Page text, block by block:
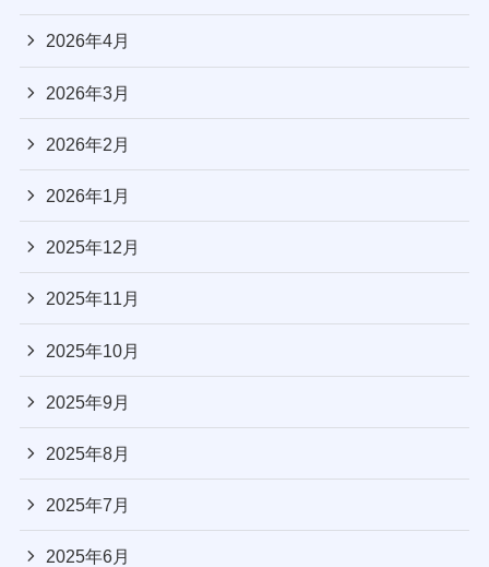
2026年4月
2026年3月
2026年2月
2026年1月
2025年12月
2025年11月
2025年10月
2025年9月
2025年8月
2025年7月
2025年6月